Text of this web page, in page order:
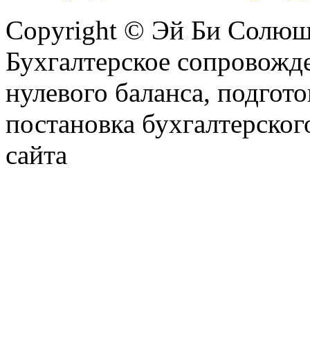
Copyright © Эй Би
Бухгалтерское
нулевого баланса,
постановка
сайта